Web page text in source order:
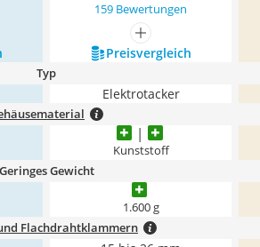
159 Bewertungen
mehr anzeigen
Preis­vergleich
Typ
Elektrotacker
Kunststoff
Geringes Gewicht
1.600 g
Flachdrahtklammern